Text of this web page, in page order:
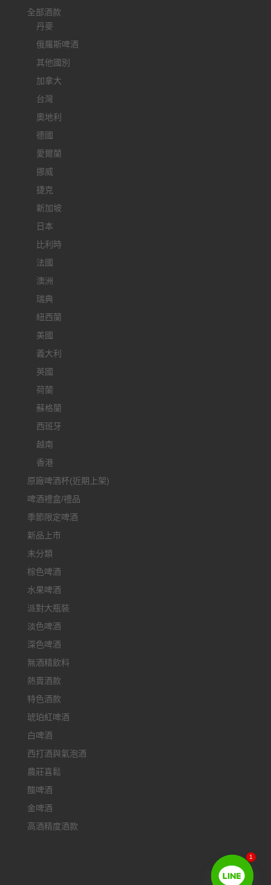
全部酒款
丹麥
俄羅斯啤酒
其他國別
加拿大
台灣
奧地利
德國
愛爾蘭
挪威
捷克
新加坡
日本
比利時
法國
澳洲
瑞典
紐西蘭
美國
義大利
英國
荷蘭
蘇格蘭
西班牙
越南
香港
原廠啤酒杯(近期上架)
啤酒禮盒/禮品
季節限定啤酒
新品上市
未分類
棕色啤酒
水果啤酒
派對大瓶裝
淡色啤酒
深色啤酒
無酒精飲料
熱賣酒款
特色酒款
琥珀紅啤酒
白啤酒
西打酒與氣泡酒
農莊喜鬆
酸啤酒
金啤酒
高酒精度酒款
1